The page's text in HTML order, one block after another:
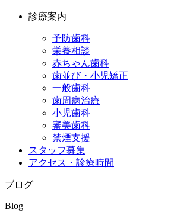
診療案内
予防歯科
栄養相談
赤ちゃん歯科
歯並び・小児矯正
一般歯科
歯周病治療
小児歯科
審美歯科
禁煙支援
スタッフ募集
アクセス・診療時間
ブログ
Blog